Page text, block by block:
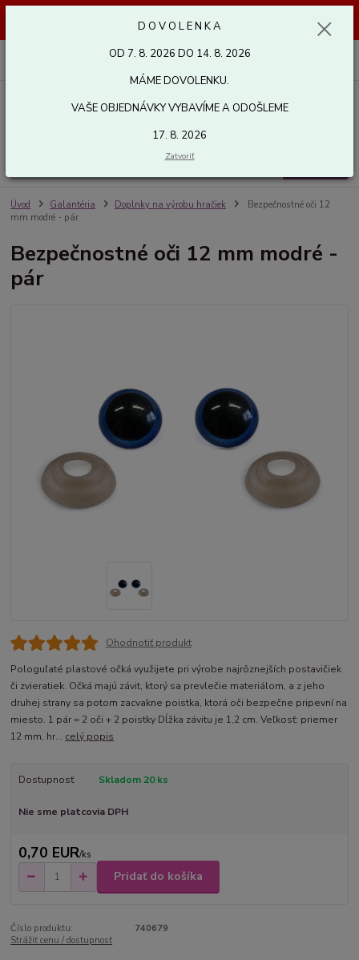
odošleme 17. 8. 2026. Ďakujeme.
Úvod Galantéria Doplnky na výrobu hračiek
Bezpečnostné oči 12
mm modré - pár
Bezpečnostné oči 12 mm modré -
pár
Ohodnotiť produkt
Pologuľaté plastové očká využijete pri výrobe najrôznejších postavičiek
či zvieratiek. Očká majú závit, ktorý sa prevlečie materiálom, a z jeho
druhej strany sa potom zacvakne poistka, ktorá oči bezpečne pripevní na
miesto. 1 pár = 2 oči + 2 poistky Dĺžka závitu je 1,2 cm. Veľkosť: priemer
12 mm, hr... celý popis
Dostupnosť Skladom 20 ks
Nie sme platcovia DPH
0,70 EUR/ks
Pridať do košíka
Číslo produktu:
740679
Strážiť cenu / dostupnosť
D O V O L E N K A
OD 7. 8. 2026 DO 14. 8. 2026
MÁME DOVOLENKU.
VAŠE OBJEDNÁVKY VYBAVÍME A ODOŠLEME
17. 8. 2026
Zatvoriť